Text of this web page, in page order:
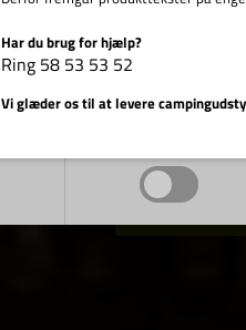
Nyd
...og duften af
SE VORES
Har du brug for hjælp?
Ring 58 53 53 52
Vi glæder os til at levere